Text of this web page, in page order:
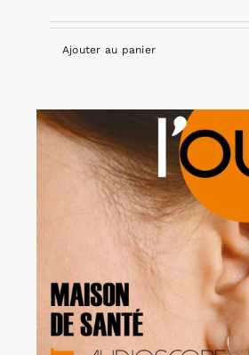
Ajouter au panier